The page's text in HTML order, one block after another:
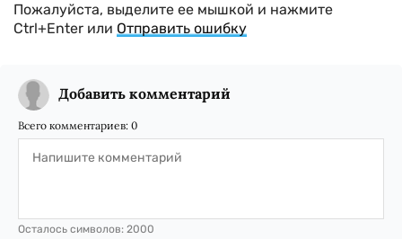
Пожалуйста, выделите ее мышкой и нажмите
Ctrl+Enter или Отправить ошибку
Добавить комментарий
Всего комментариев: 0
Осталось символов: 2000